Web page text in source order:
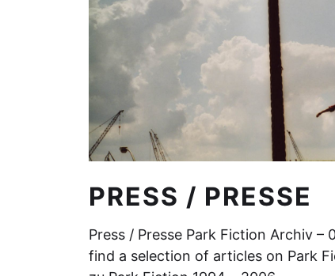
PRESS / PRESSE
Press / Presse Park Fiction Archiv –
find a selection of articles on Park